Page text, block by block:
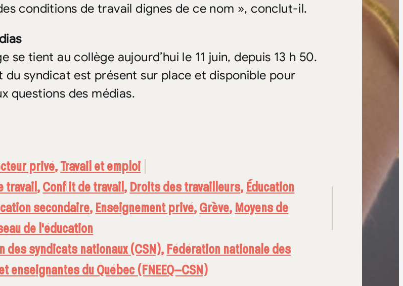
conditions de travail dignes de ce nom », conclut-il.
se tient au collège aujourd’hui le 11 juin, depuis 13 h 50.
du syndicat est présent sur place et disponible pour
questions des médias.
privé,Travail et emploi
travail,Conflit de travail,Droits des travailleurs,Éducation
secondaire,Enseignement privé,Grève,Moyens de
de l'éducation
des syndicats nationaux (CSN),Fédération nationale des
enseignantes du Québec (FNEEQ–CSN)